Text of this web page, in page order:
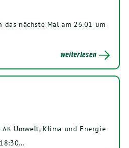
das nächs­te Mal am 26.01 um
weiterlesen
AK Umwelt, Kli­ma und Ener­gie
18:30…